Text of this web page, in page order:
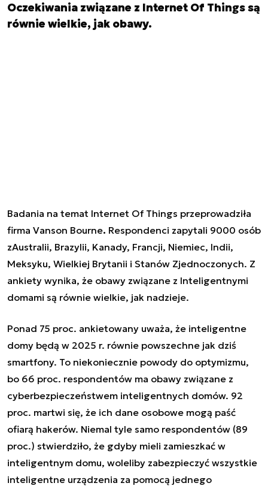
Oczekiwania związane z Internet Of Things są
równie wielkie, jak obawy.
Badania na temat Internet Of Things przeprowadziła
firma Vanson Bourne. Respondenci zapytali 9000 osób
zAustralii, Brazylii, Kanady, Francji, Niemiec, Indii,
Meksyku, Wielkiej Brytanii i Stanów Zjednoczonych. Z
ankiety wynika, że obawy związane z Inteligentnymi
domami są równie wielkie, jak nadzieje.
Ponad 75 proc. ankietowany uważa, że inteligentne
domy będą w 2025 r. równie powszechne jak dziś
smartfony. To niekoniecznie powody do optymizmu,
bo 66 proc. respondentów ma obawy związane z
cyberbezpieczeństwem inteligentnych domów. 92
proc. martwi się, że ich dane osobowe mogą paść
ofiarą hakerów. Niemal tyle samo respondentów (89
proc.) stwierdziło, że gdyby mieli zamieszkać w
inteligentnym domu, woleliby zabezpieczyć wszystkie
inteligentne urządzenia za pomocą jednego